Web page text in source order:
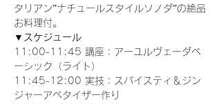
タリアン”ナチュールスタイルソノダ”の絶品
お料理付。
▼スケジュール
11:00-11:45 講座：アーユルヴェーダベ
ーシック（ライト）
11:45-12:00 実技：スパイスティ＆ジン
ジャーアペタイザー作り